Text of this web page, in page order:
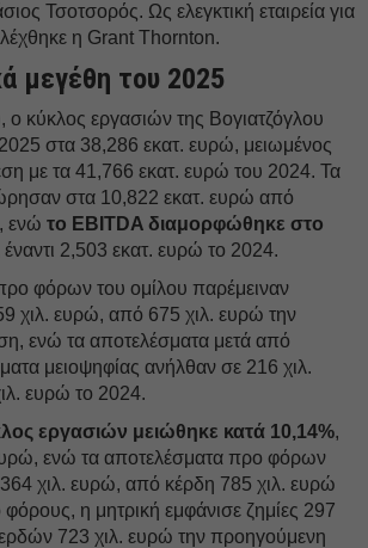
Τσοτσορός. Ως ελεγκτική εταιρεία για
η Grant Thornton.
μεγέθη του 2025
ο κύκλος εργασιών της Βoγιατζόγλου
στα 38,286 εκατ. ευρώ, μειωμένος
με τα 41,766 εκατ. ευρώ του 2024. Τα
στα 10,822 εκατ. ευρώ από
ενώ το EBITDA διαμορφώθηκε στο
έναντι 2,503 εκατ. ευρώ το 2024.
φόρων του ομίλου παρέμειναν
χιλ. ευρώ, από 675 χιλ. ευρώ την
ενώ τα αποτελέσματα μετά από
μειοψηφίας ανήλθαν σε 216 χιλ.
ευρώ το 2024.
εργασιών μειώθηκε κατά 10,14%,
ενώ τα αποτελέσματα προ φόρων
364 χιλ. ευρώ, από κέρδη 785 χιλ. ευρώ
η μητρική εμφάνισε ζημίες 297
723 χιλ. ευρώ την προηγούμενη